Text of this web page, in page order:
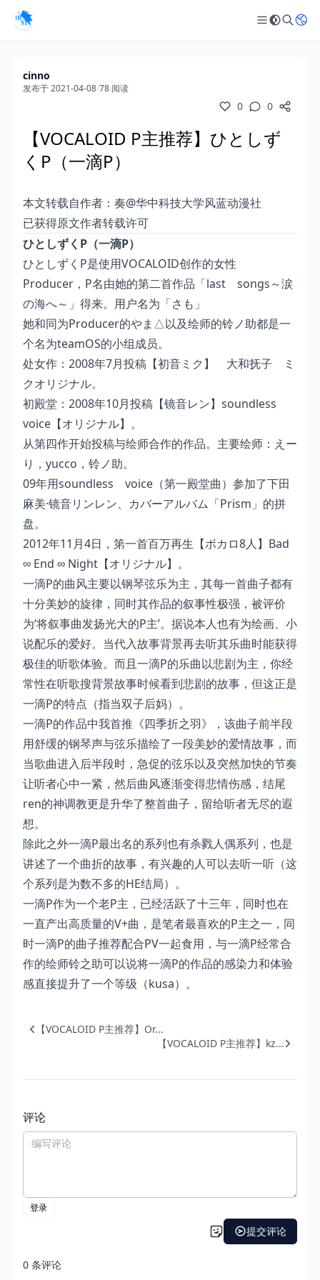
cinno
发布于 2021-04-08/78 阅读
0 0
【VOCALOID P主推荐】ひとしず
くP（一滴P）
本文转载自作者：奏@华中科技大学风蓝动漫社
已获得原文作者转载许可
ひとしずくP（一滴P）
ひとしずくP是使用VOCALOID创作的女性
Producer，P名由她的第二首作品「last songs～涙
の海へ～」得来。用户名为「さも」
她和同为Producer的やま△以及绘师的铃ノ助都是一
个名为teamOS的小组成员。
处女作：2008年7月投稿【初音ミク】 大和抚子 ミ
クオリジナル。
初殿堂：2008年10月投稿【镜音レン】soundless
voice【オリジナル】。
从第四作开始投稿与绘师合作的作品。主要绘师：えー
り，yucco，铃ノ助。
09年用soundless voice（第一殿堂曲）参加了下田
麻美·镜音リンレン、カバーアルバム「Prism」的拼
盘。
2012年11月4日，第一首百万再生【ボカロ8人】Bad
∞ End ∞ Night【オリジナル】。
一滴P的曲风主要以钢琴弦乐为主，其每一首曲子都有
十分美妙的旋律，同时其作品的叙事性极强，被评价
为‘将叙事曲发扬光大的P主’。据说本人也有为绘画、小
说配乐的爱好。当代入故事背景再去听其乐曲时能获得
极佳的听歌体验。而且一滴P的乐曲以悲剧为主，你经
常性在听歌搜背景故事时候看到悲剧的故事，但这正是
一滴P的特点（指当双子后妈）。
一滴P的作品中我首推《四季折之羽》，该曲子前半段
用舒缓的钢琴声与弦乐描绘了一段美妙的爱情故事，而
当歌曲进入后半段时，急促的弦乐以及突然加快的节奏
让听者心中一紧，然后曲风逐渐变得悲情伤感，结尾
ren的神调教更是升华了整首曲子，留给听者无尽的遐
想。
除此之外一滴P最出名的系列也有杀戮人偶系列，也是
讲述了一个曲折的故事，有兴趣的人可以去听一听（这
个系列是为数不多的HE结局）。
一滴P作为一个老P主，已经活跃了十三年，同时也在
一直产出高质量的V+曲，是笔者最喜欢的P主之一，同
时一滴P的曲子推荐配合PV一起食用，与一滴P经常合
作的绘师铃之助可以说将一滴P的作品的感染力和体验
感直接提升了一个等级（kusa）。
【VOCALOID P主推荐】Or...
【VOCALOID P主推荐】kz...
评论